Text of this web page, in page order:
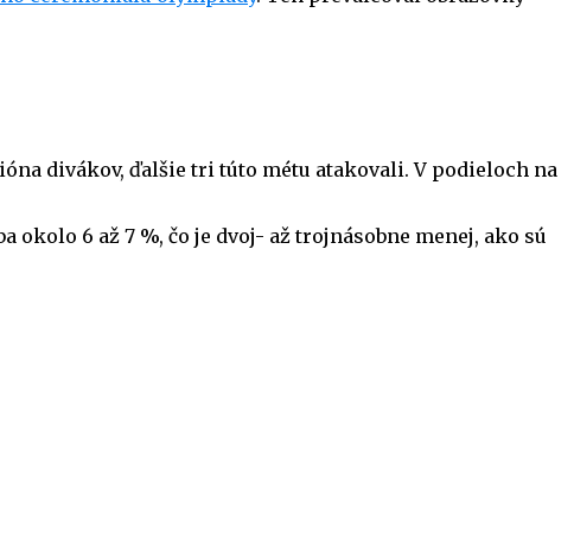
divákov, ďalšie tri túto métu atakovali. V podieloch na
6 až 7 %, čo je dvoj- až trojnásobne menej, ako sú